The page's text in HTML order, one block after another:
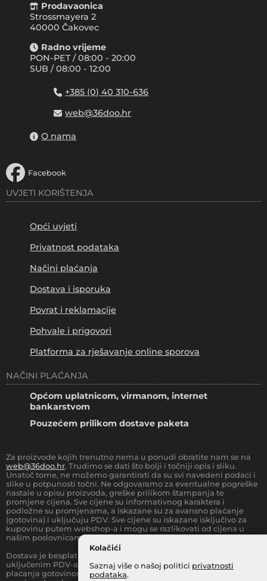
Kolačići
Saznaj više o našoj politici privatnosti
podataka.
Prodavaonica
Strossmayera 2
40000 Čakovec
Radno vrijeme
PON-PET / 08:00 - 20:00
SUB / 08:00 - 12:00
+385 (0) 40 310-636
web@36doo.hr
O nama
Facebook
UVJETI KORIŠTENJA
Opći uvjeti
Privatnost podataka
Načini plaćanja
Dostava i isporuka
Povrat i reklamacije
Pohvale i prigovori
Platforma za rješavanje online sporova
NAČINI PLAĆANJA
Općom uplatnicom, virmanom, internet
bankarstvom
Pouzećem prilikom dostave paketa
Za proizvode kojih trenutno nema u ponudi obratite nam se na
web@36doo.hr. Trudimo se dati što bolji i točniji opis i sliku.
Unatoč tome, ne možemo garantirati da su svi navedeni podaci i
slike u potpunosti točni. Ne odgovaramo za eventualne pogreške
nastale u opisu proizvoda, greške prilikom štampanja te
promjene cijena. Sve cijene su informativnog karaktera i
podložne su promjenama, a iskazane su za avansno plaćanje
(gotovina) i uključuju PDV. Sve cijene su iskazane isključivo za
kupovinu putem webshop-a i mogu se razlikovati od cijena u
našim poslovnicama.
Dostava je besplatna za sve narudžbe iznad
uključenim PDV-a) za Zonu 1 (cijela RH, osim otoka).Prilikom
plaćanja gotovinom pri dostavi robe na kućnu adresu, moguća je